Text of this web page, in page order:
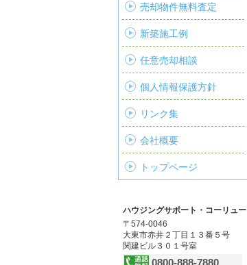
売却物件無料査定
新築施工例
任意売却相談
個人情報保護方針
リンク集
会社概要
トップページ
ハウジングサポート・コーリュー
〒574-0046
大東市赤井２丁目１３番５号
関建ビル３０１号室
0800-888-7880